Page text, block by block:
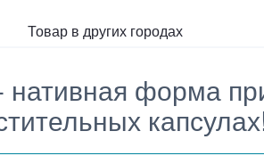
Товар в других городах
форма